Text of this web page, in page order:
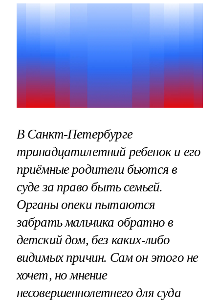
В Санкт-Петербурге
тринадцатилетний ребенок и его
приёмные родители бьются в
суде за право быть семьей.
Органы опеки пытаются
забрать мальчика обратно в
детский дом, без каких-либо
видимых причин. Сам он этого не
хочет, но мнение
несовершеннолетнего для суда